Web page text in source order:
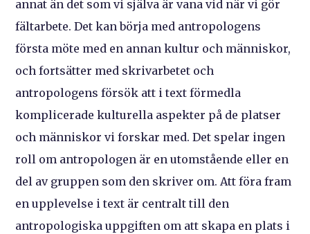
annat än det som vi själva är vana vid när vi gör
fältarbete. Det kan börja med antropologens
första möte med en annan kultur och människor,
och fortsätter med skrivarbetet och
antropologens försök att i text förmedla
komplicerade kulturella aspekter på de platser
och människor vi forskar med. Det spelar ingen
roll om antropologen är en utomstående eller en
del av gruppen som den skriver om. Att föra fram
en upplevelse i text är centralt till den
antropologiska uppgiften om att skapa en plats i